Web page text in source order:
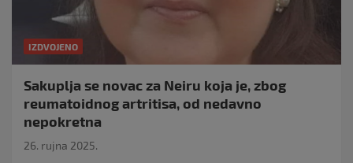
IZDVOJENO
Sakuplja se novac za Neiru koja je, zbog
reumatoidnog artritisa, od nedavno
nepokretna
26. rujna 2025.